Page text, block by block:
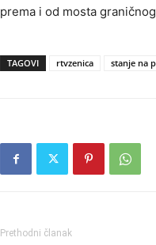
prema i od mosta
TAGOVI rtvzenica stanje na
Prethodni članak